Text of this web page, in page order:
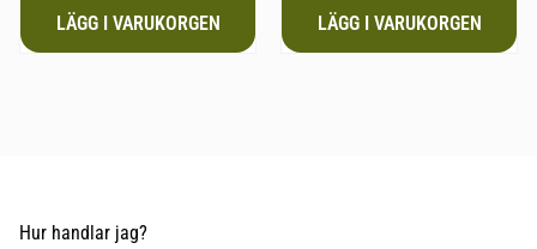
Hur handlar jag?